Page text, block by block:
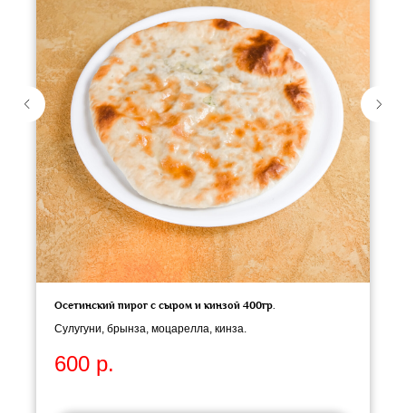
Осетинский пирог с сыром и кинзой 400гр.
Сулугуни, брынза, моцарелла, кинза.
600 р.